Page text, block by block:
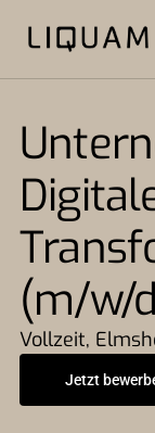
(m/w/
Vollzeit,
Jetzt